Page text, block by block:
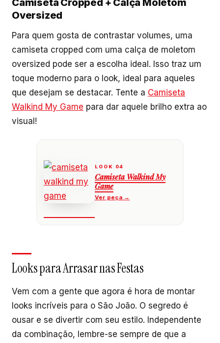
Oversized
Para quem gosta de contrastar volumes, uma
camiseta cropped com uma calça de moletom
oversized pode ser a escolha ideal. Isso traz um
toque moderno para o look, ideal para aqueles
que desejam se destacar. Tente a Camiseta
Walkind My Game para dar aquele brilho extra ao
visual!
Camiseta Walkind My
Game
Looks para Arrasar nas Festas
Vem com a gente que agora é hora de montar
looks incríveis para o São João. O segredo é
ousar e se divertir com seu estilo. Independente
da combinação, lembre-se sempre de que a